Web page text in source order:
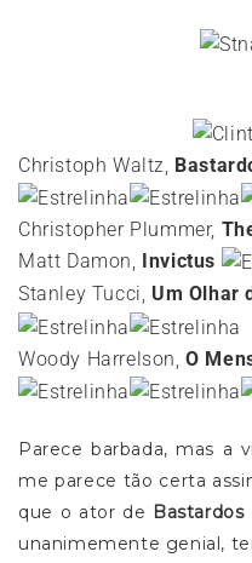
Christoph Waltz,
Christopher Plummer,
Matt Damon, Invictus
Stanley Tucci, Um Olhar
Woody Harrelson,O
Parece barbada, mas a
me parece tão certa
que o ator de
unanimemente genial,